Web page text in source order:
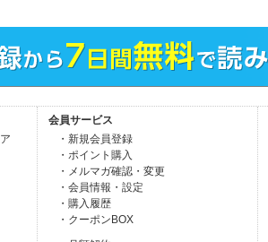
会員サービス
・新規会員登録
・ポイント購入
・メルマガ確認・変更
・会員情報・設定
・購入履歴
・クーポンBOX